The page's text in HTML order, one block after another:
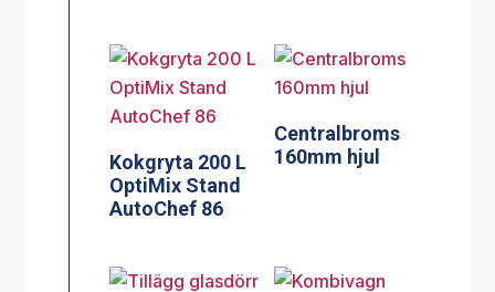
Kokgryta 200 L
OptiMix Stand
AutoChef 86
Centralbroms
160mm hjul